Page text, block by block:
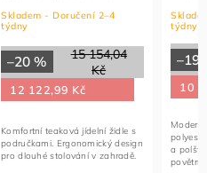
Skladem - Doručení 2–4
týdny
15 154,04
Kč
–20 %
12 122,99 Kč
Komfortní teaková jídelní židle s
područkami. Ergonomický design
pro dlouhé stolování v zahradě.
týdny
–19
10
a